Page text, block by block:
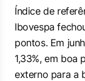
Índice de
Ibovespa
pontos. Em
1,33%, em
externo para a